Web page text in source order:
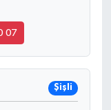
07
Şişli